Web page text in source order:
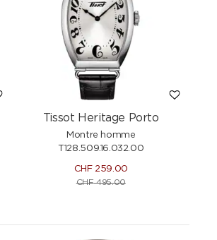
Tissot Heritage Porto
Montre homme
T128.509.16.032.00
CHF259.00
CHF495.00